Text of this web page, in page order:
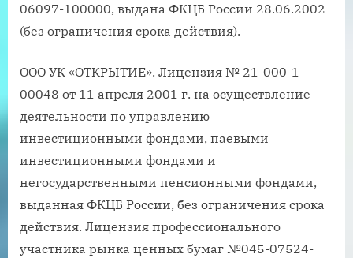
06097-100000, выдана ФКЦБ России 28.06.2002
(без ограничения срока действия).
ООО УК «ОТКРЫТИЕ». Лицензия № 21-000-1-
00048 от 11 апреля 2001 г. на осуществление
деятельности по управлению
инвестиционными фондами, паевыми
инвестиционными фондами и
негосударственными пенсионными фондами,
выданная ФКЦБ России, без ограничения срока
действия. Лицензия профессионального
участника рынка ценных бумаг №045-07524-